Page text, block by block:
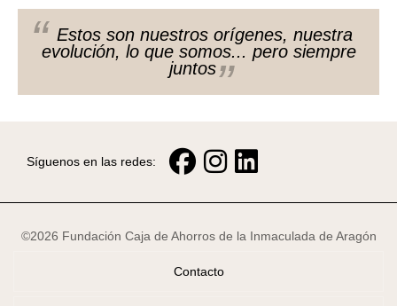
Estos son nuestros orígenes, nuestra
evolución, lo que somos... pero siempre
juntos
Síguenos en las redes:
©2026 Fundación Caja de Ahorros de la Inmaculada de Aragón
Contacto